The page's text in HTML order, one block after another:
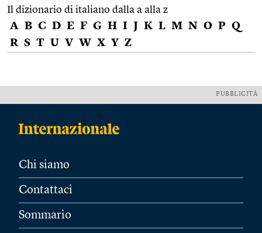
Il dizionario di italiano dalla a alla z
A B C D E F G H I J K L M N O P Q
R S T U V W X Y Z
PUBBLICITÀ
Chi siamo
Contattaci
Sommario